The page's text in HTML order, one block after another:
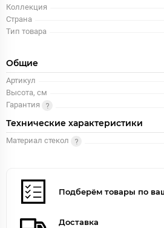
Коллекция
Страна
Тип товара
Общие
Артикул
Высота, см
Гарантия
Технические характеристики
Материал стекол
Подберём товары по
Доставка